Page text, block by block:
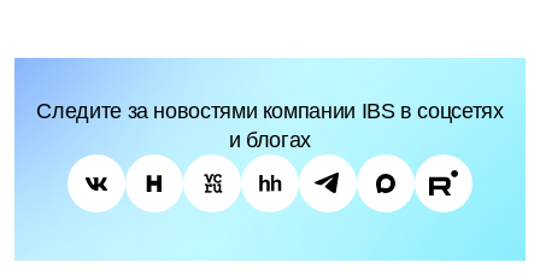
Следите за новостями компании IBS в соцсетях
и блогах